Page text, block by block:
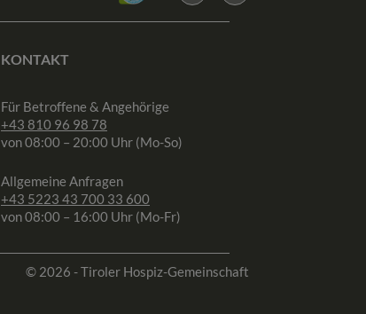
KONTAKT
Für Betroffene & Angehörige
+43 810 96 98 78
von 08:00 – 20:00 Uhr (Mo-So)
Allgemeine Anfragen
+43 5223 43 700 33 600
von 08:00 – 16:00 Uhr (Mo-Fr)
© 2026 - Tiroler Hospiz-Gemeinschaft